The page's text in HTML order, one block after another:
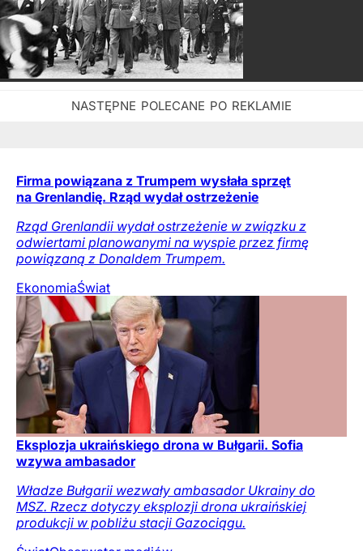
Firma powiązana z Trumpem wysłała sprzęt
na Grenlandię. Rząd wydał ostrzeżenie
Rząd Grenlandii wydał ostrzeżenie w związku z
odwiertami planowanymi na wyspie przez firmę
powiązaną z Donaldem Trumpem.
EkonomiaŚwiat
Eksplozja ukraińskiego drona w Bułgarii. Sofia
wzywa ambasador
Władze Bułgarii wezwały ambasador Ukrainy do
MSZ. Rzecz dotyczy eksplozji drona ukraińskiej
produkcji w pobliżu stacji Gazociągu.